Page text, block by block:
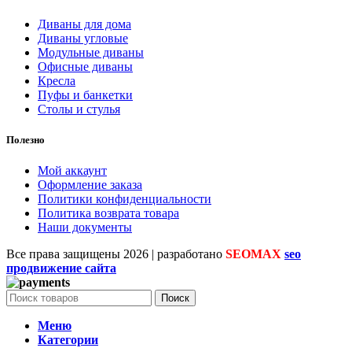
Диваны для дома
Диваны угловые
Модульные диваны
Офисные диваны
Кресла
Пуфы и банкетки
Столы и стулья
Полезно
Мой аккаунт
Оформление заказа
Политики конфиденциальности
Политика возврата товара
Наши документы
Все права защищены 2026 | разработано SEOMAX seo
продвижение сайта
Поиск
Меню
Категории